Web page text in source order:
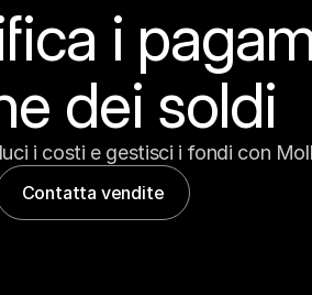
i
dei soldi
i costi e gestisci i fondi con
Contatta vendite